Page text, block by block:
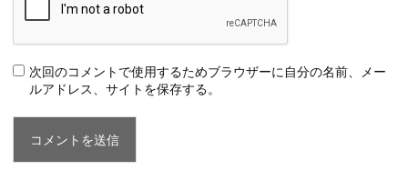
次回のコメントで使用するためブラウザーに自分の名前、メー
ルアドレス、サイトを保存する。